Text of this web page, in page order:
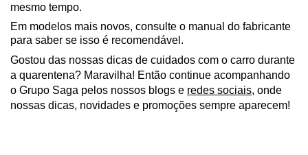
mesmo tempo.
Em modelos mais novos, consulte o manual do fabricante
para saber se isso é recomendável.
Gostou das nossas dicas de cuidados com o carro durante
a quarentena? Maravilha! Então continue acompanhando
o Grupo Saga pelos nossos blogs e redes sociais, onde
nossas dicas, novidades e promoções sempre aparecem!